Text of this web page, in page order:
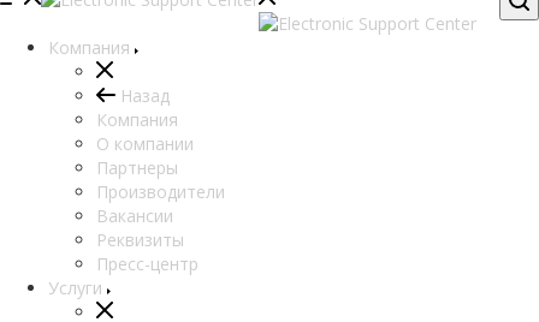
Компания
Назад
Компания
О компании
Партнеры
Производители
Вакансии
Реквизиты
Пресс-центр
Услуги